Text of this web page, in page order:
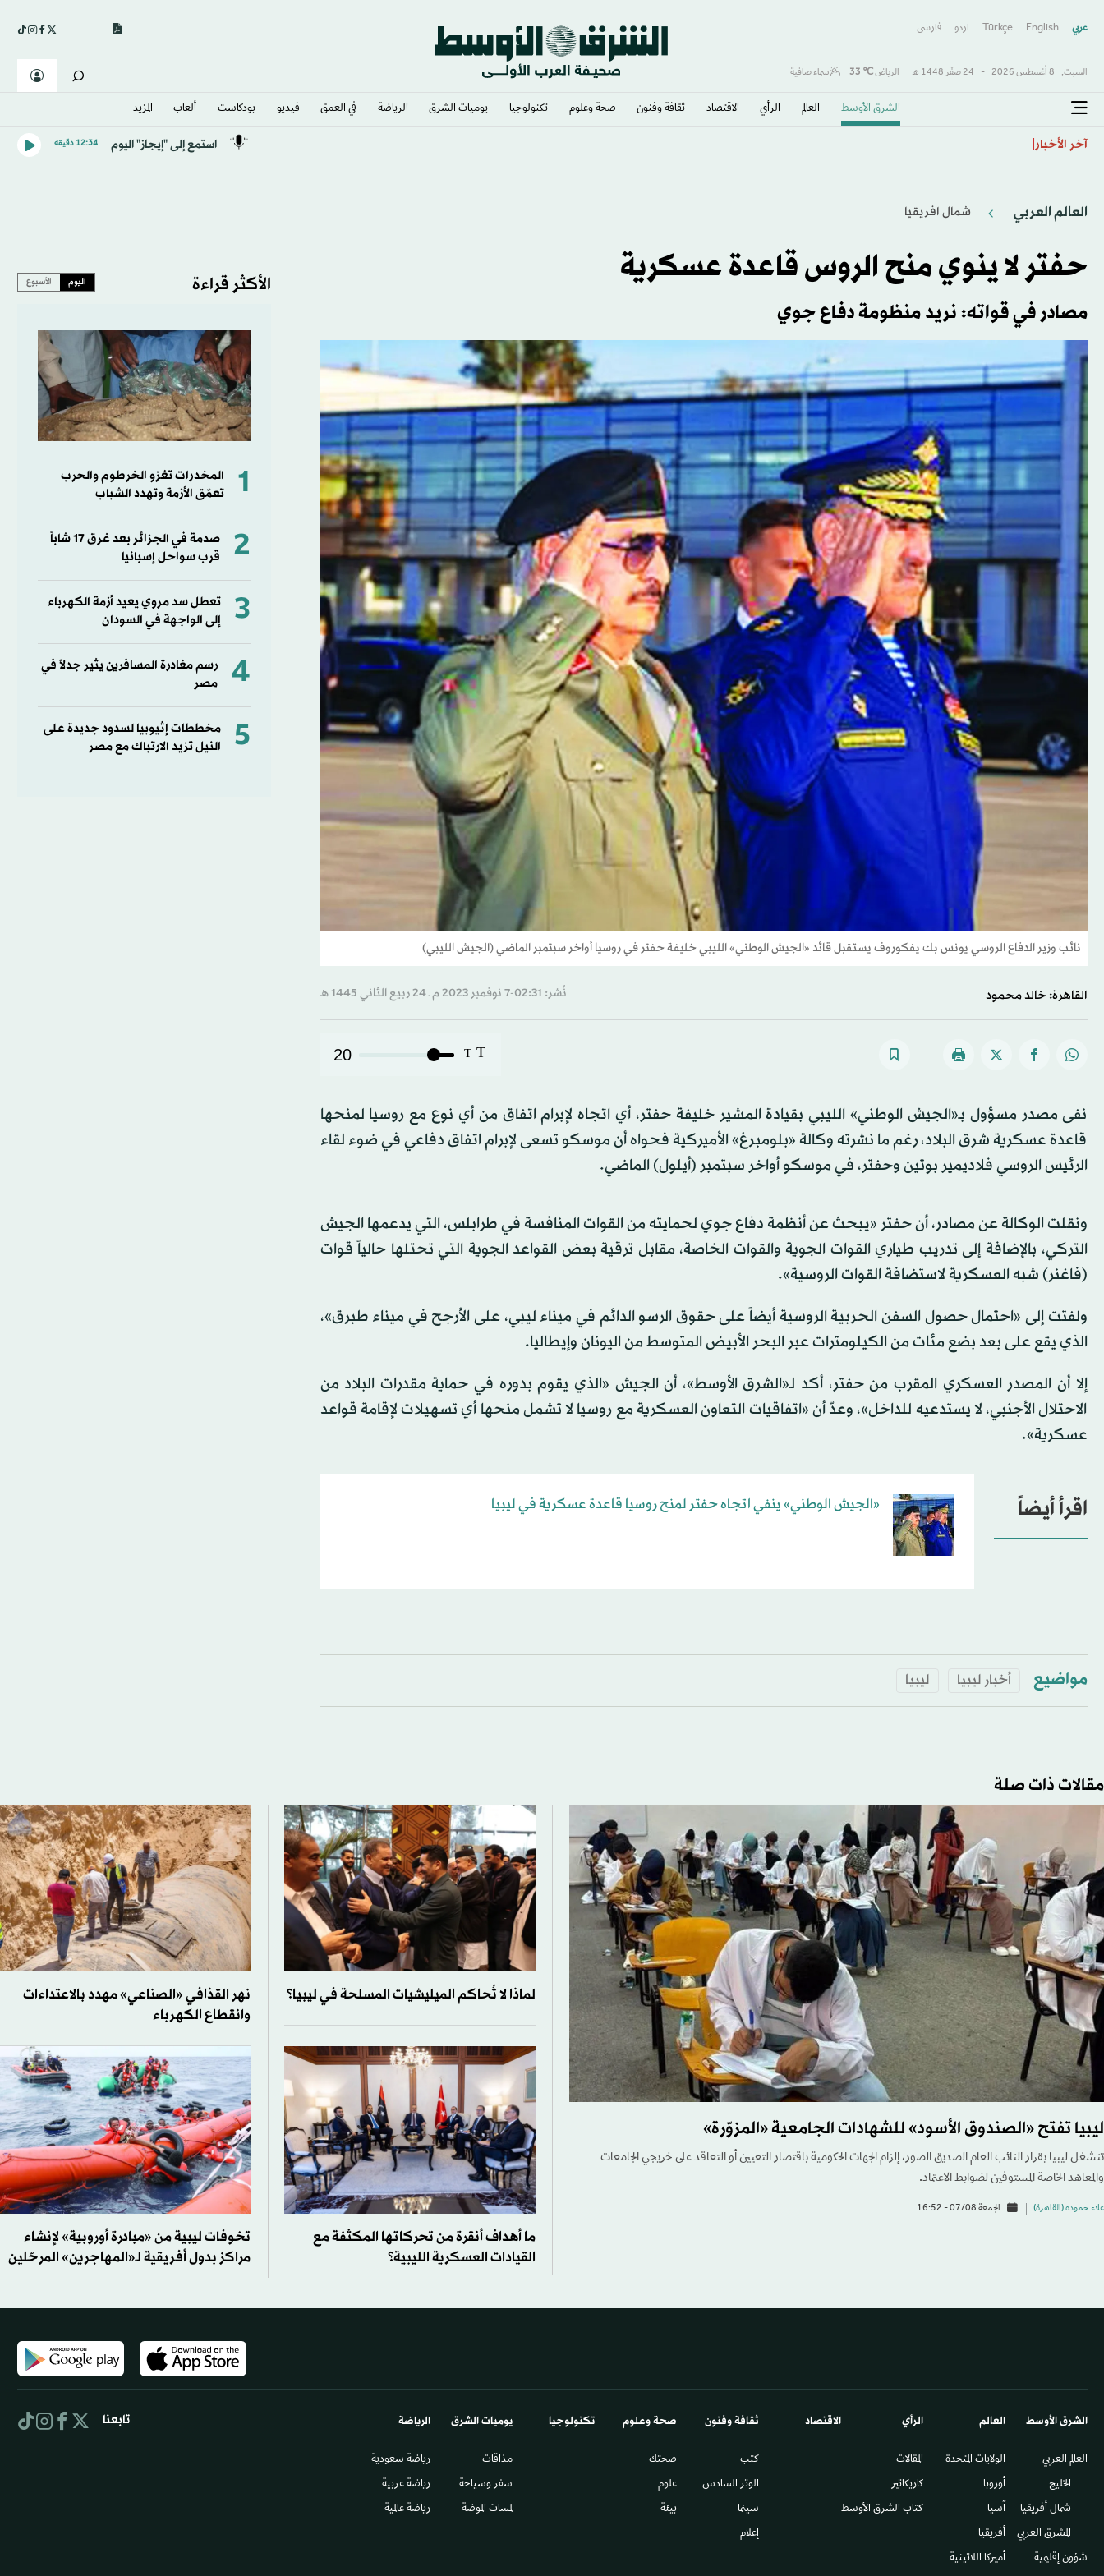
عربي English
Türkçe اردو فارسى
السبت, 8 أغسطس 2026 - 24 صفَر 1448 هـ الرياض℃
33 سماء صافية
الشرق الأوسط​ العالم الرأي الاقتصاد ثقافة وفنون صحة وعلوم تكنولوجيا يوميات الشرق​ الرياضة في العمق فيديو بودكاست ألعاب المزيد
آخر الأخبار استمع إلى "إيجاز" اليوم 12:34 دقيقه
العالم العربي شمال افريقيا
حفتر لا ينوي منح الروس قاعدة عسكرية
مصادر في قواته: نريد منظومة دفاع جوي
نائب وزير الدفاع الروسي يونس بك يفكوروف يستقبل قائد «الجيش الوطني» الليبي خليفة حفتر في روسيا أواخر سبتمبر الماضي (الجيش الليبي)
القاهرة: خالد محمود نُشر: 02:31-7 نوفمبر 2023 م ـ 24 ربيع الثاني 1445 هـ
T
T
20
نفى مصدر مسؤول بـ«الجيش الوطني» الليبي بقيادة المشير خليفة حفتر، أي اتجاه لإبرام اتفاق من أي نوع مع روسيا لمنحها
قاعدة عسكرية شرق البلاد، رغم ما نشرته وكالة «بلومبرغ» الأميركية فحواه أن موسكو تسعى لإبرام اتفاق دفاعي في ضوء لقاء
الرئيس الروسي فلاديمير بوتين وحفتر، في موسكو أواخر سبتمبر (أيلول) الماضي.
ونقلت الوكالة عن مصادر، أن حفتر «يبحث عن أنظمة دفاع جوي لحمايته من القوات المنافسة في طرابلس، التي يدعمها الجيش
التركي، بالإضافة إلى تدريب طياري القوات الجوية والقوات الخاصة، مقابل ترقية بعض القواعد الجوية التي تحتلها حالياً قوات
(فاغنر) شبه العسكرية لاستضافة القوات الروسية».
ولفتت إلى «احتمال حصول السفن الحربية الروسية أيضاً على حقوق الرسو الدائم في ميناء ليبي، على الأرجح في ميناء طبرق»،
الذي يقع على بعد بضع مئات من الكيلومترات عبر البحر الأبيض المتوسط من اليونان وإيطاليا.
إلا أن المصدر العسكري المقرب من حفتر، أكد لـ«الشرق الأوسط»، أن الجيش «الذي يقوم بدوره في حماية مقدرات البلاد من
الاحتلال الأجنبي، لا يستدعيه للداخل»، وعدّ أن «اتفاقيات التعاون العسكرية مع روسيا لا تشمل منحها أي تسهيلات لإقامة قواعد
عسكرية».
اقرأ أيضاً «الجيش الوطني» ينفي اتجاه حفتر لمنح روسيا قاعدة عسكرية في ليبيا
مواضيع أخبار ليبيا ليبيا
الأكثر قراءة اليوم الأسبوع
1
المخدرات تغزو الخرطوم والحرب
تعمّق الأزمة وتهدد الشباب
2
صدمة في الجزائر بعد غرق 17 شاباً
قرب سواحل إسبانيا
3
تعطل سد مروي يعيد أزمة الكهرباء
إلى الواجهة في السودان
4
رسم مغادرة المسافرين يثير جدلاً في
مصر
5
مخططات إثيوبيا لسدود جديدة على
النيل تزيد الارتباك مع مصر
مقالات ذات صلة
ليبيا تفتح «الصندوق الأسود» للشهادات الجامعية «المزوّرة»
تنشغل ليبيا بقرار النائب العام الصديق الصور، إلزام الجهات الحكومية باقتصار التعيين أو التعاقد على خريجي الجامعات
والمعاهد الخاصة المستوفين لضوابط الاعتماد.
علاء حموده (القاهرة) الجمعة 07/08 - 16:52
لماذا لا تُحاكم الميليشيات المسلحة في ليبيا؟
نهر القذافي «الصناعي» مهدد بالاعتداءات
وانقطاع الكهرباء
ما أهداف أنقرة من تحركاتها المكثفة مع
القيادات العسكرية الليبية؟
تخوفات ليبية من «مبادرة أوروبية» لإنشاء
مراكز بدول أفريقية لـ«المهاجرين» المرحّلين
الشرق الأوسط​
العالم العربي
الخليج
شمال أفريقيا
المشرق العربي
شؤون إقليمية
العالم
الولايات المتحدة
أوروبا
آسيا
أفريقيا
أميركا اللاتينية
الرأي
المقالات
كاريكاتير
كتاب الشرق الأوسط
الاقتصاد ثقافة وفنون
كتب
الوتر السادس​
سينما
إعلام
صحة وعلوم
صحتك
علوم
بيئة
تكنولوجيا يوميات الشرق​
مذاقات
سفر وسياحة
لمسات الموضة
الرياضة
رياضة سعودية
رياضة عربية
رياضة عالمية
تابعنا